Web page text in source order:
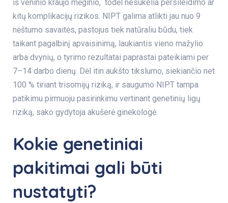
iš veninio kraujo mėginio, todėl nesukelia persileidimo ar
kitų komplikacijų rizikos. NIPT galima atlikti jau nuo 9
nėštumo savaitės, pastojus tiek natūraliu būdu, tiek
taikant pagalbinį apvaisinimą, laukiantis vieno mažylio
arba dvynių, o tyrimo rezultatai paprastai pateikiami per
7–14 darbo dienų. Dėl itin aukšto tikslumo, siekiančio net
100 % tiriant trisomijų riziką, ir saugumo NIPT tampa
patikimu pirmuoju pasirinkimu vertinant genetinių ligų
riziką, sako gydytoja akušerė ginekologė.
Kokie genetiniai
pakitimai gali būti
nustatyti?